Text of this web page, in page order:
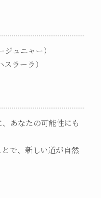
ュニャー）
ラーラ）
、あなたの可能性にも
で、新しい道が自然